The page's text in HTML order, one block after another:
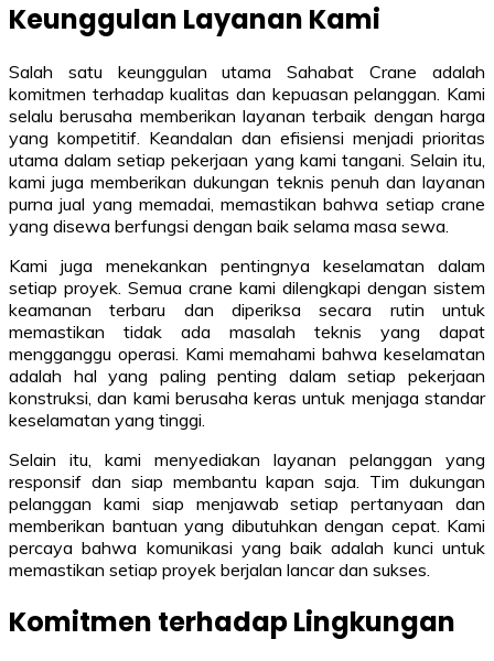
Keunggulan Layanan Kami
Salah satu keunggulan utama Sahabat Crane adalah
komitmen terhadap kualitas dan kepuasan pelanggan. Kami
selalu berusaha memberikan layanan terbaik dengan harga
yang kompetitif. Keandalan dan efisiensi menjadi prioritas
utama dalam setiap pekerjaan yang kami tangani. Selain itu,
kami juga memberikan dukungan teknis penuh dan layanan
purna jual yang memadai, memastikan bahwa setiap crane
yang disewa berfungsi dengan baik selama masa sewa.
Kami juga menekankan pentingnya keselamatan dalam
setiap proyek. Semua crane kami dilengkapi dengan sistem
keamanan terbaru dan diperiksa secara rutin untuk
memastikan tidak ada masalah teknis yang dapat
mengganggu operasi. Kami memahami bahwa keselamatan
adalah hal yang paling penting dalam setiap pekerjaan
konstruksi, dan kami berusaha keras untuk menjaga standar
keselamatan yang tinggi.
Selain itu, kami menyediakan layanan pelanggan yang
responsif dan siap membantu kapan saja. Tim dukungan
pelanggan kami siap menjawab setiap pertanyaan dan
memberikan bantuan yang dibutuhkan dengan cepat. Kami
percaya bahwa komunikasi yang baik adalah kunci untuk
memastikan setiap proyek berjalan lancar dan sukses.
Komitmen terhadap Lingkungan